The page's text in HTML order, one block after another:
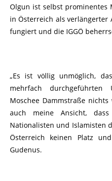
Olgun ist selbst prominentes
in Österreich als verlängerter
fungiert und die IGGÖ
„Es ist völlig unmöglich,
mehrfach
Moschee Dammstraße
auch meine Ansicht,
Nationalisten und Islamisten
Österreich keinen Platz
Gudenus.